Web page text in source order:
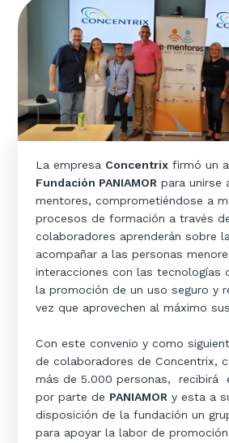
La empresa Concentrix firmó un
Fundación PANIAMOR para unirse
mentores, comprometiéndose a
procesos de formación a través
colaboradores aprenderán sobre
acompañar a las personas
interacciones con las tecnologías
la promoción de un uso seguro y
vez que aprovechen al máximo
Con este convenio y como
de colaboradores de Concentrix,
más de 5.000 personas, recibirá
por parte de PANIAMOR y esta a
disposición de la fundación un
para apoyar la labor de